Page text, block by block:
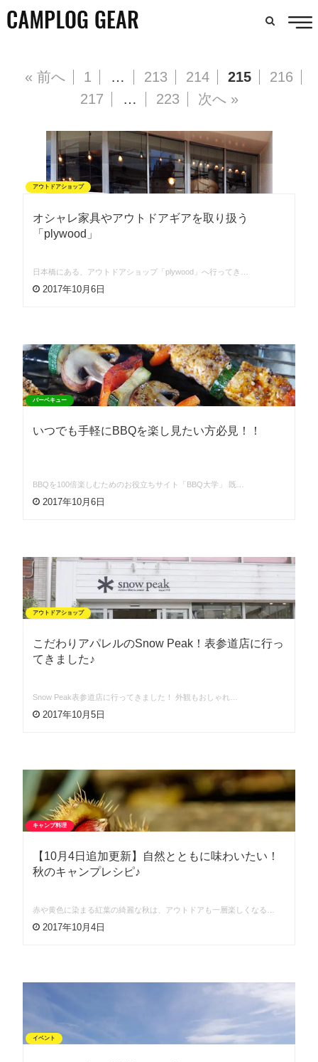
« 前へ 1 … 213 214 215
216
217
… 223 次へ »
アウトドアショップ
オシャレ家具やアウトドアギアを取り扱う
「plywood」
日本橋にある、アウトドアショップ「plywood」へ行ってき…
2017年10月6日
バーベキュー
いつでも手軽にBBQを楽し見たい方必見！！
BBQを100倍楽しむためのお役立ちサイト「BBQ大学」 既…
2017年10月6日
アウトドアショップ
こだわりアパレルのSnow Peak！表参道店に行っ
てきました♪
Snow Peak表参道店に行ってきました！ 外観もおしゃれ…
2017年10月5日
キャンプ料理
【10月4日追加更新】自然とともに味わいたい！
秋のキャンプレシピ♪
赤や黄色に染まる紅葉の綺麗な秋は、アウトドアも一層楽しくなる…
2017年10月4日
イベント